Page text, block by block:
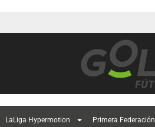
LaLiga Hypermotion Primera Federación